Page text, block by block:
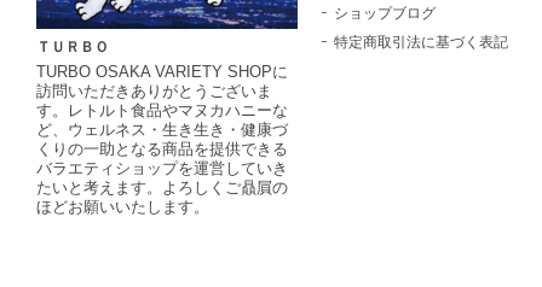
ＴＵＲＢＯ
TURBO OSAKA VARIETY SHOPに
訪問いただきありがとうございま
す。レトルト食品やマヌカハニーな
ど、ウェルネス・生き生き・健康づ
くりの一助となる商品を提供できる
バラエティショップを運営していき
たいと考えます。よろしくご贔屓の
ほどお願いいたします。
ショップブログ
特定商取引法に基づく表記